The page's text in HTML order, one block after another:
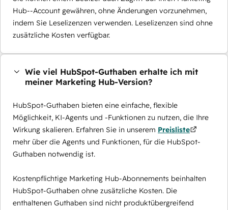
Hub--Account gewähren, ohne Änderungen vorzunehmen,
indem Sie Leselizenzen verwenden. Leselizenzen sind ohne
zusätzliche Kosten verfügbar.
Wie viel HubSpot-Guthaben erhalte ich mit
meiner Marketing Hub-Version?
HubSpot-Guthaben bieten eine einfache, flexible
Möglichkeit, KI-Agents und -Funktionen zu nutzen, die Ihre
Wirkung skalieren. Erfahren Sie in unserem Preisliste
mehr über die Agents und Funktionen, für die HubSpot-
Guthaben notwendig ist.
Kostenpflichtige Marketing Hub-Abonnements beinhalten
HubSpot-Guthaben ohne zusätzliche Kosten. Die
enthaltenen Guthaben sind nicht produktübergreifend